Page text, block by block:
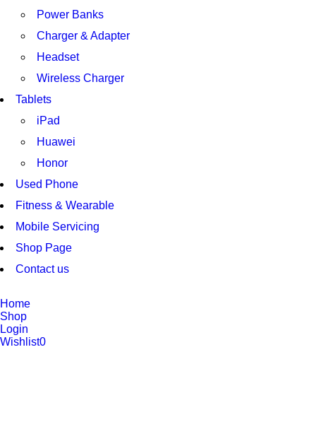
Power Banks
Charger & Adapter
Headset
Wireless Charger
Tablets
iPad
Huawei
Honor
Used Phone
Fitness & Wearable
Mobile Servicing
Shop Page
Contact us
Home
Shop
Login
Wishlist0